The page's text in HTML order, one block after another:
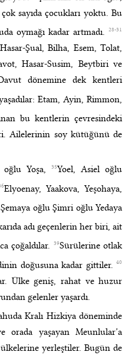
sayıda çocukları yoktu. Bu
oymağı kadar artmadı.28-31
Şual, Bilha, Esem, Tolat,
Hasar-Susim, Beytbiri ve
dönemine dek kentleri
Etam, Ayin, Rimmon,
bu kentlerin çevresindeki
Ailelerinin soy kütüğünü de
oğlu Yoşa,35Yoel, Asiel oğlu
Elyoenay, Yaakova, Yeşohaya,
oğlu Şimri oğlu Yedaya
adı geçenlerin her biri, ait
çoğaldılar.
39Sürülerine otlak
doğusuna kadar gittiler.40
Ülke geniş, rahat ve huzur
gelenler yaşardı.
Kralı Hizkiya döneminde
orada yaşayan Meunlular’a
yerleştiler. Bugün de